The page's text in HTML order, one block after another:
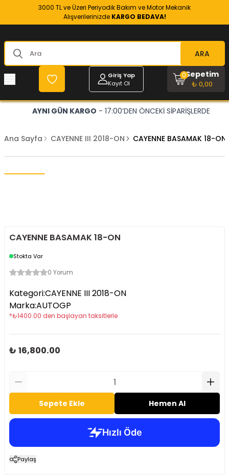
3000 TL ve Üzeri Periyodik Bakım ve Motor Mekanik
Alışverilerinizde KARGO BEDAVA!
ARA
Giriş Yap
Kayıt Ol
Sepetim
₺ 0,00
0
AYNI GÜN KARGO - 17:00’DEN ÖNCEKİ SİPARİŞLERDE
Ana Sayfa CAYENNE III 2018-ON CAYENNE BASAMAK 18-ON
CAYENNE BASAMAK 18-ON
Stokta Var
0 Yorum
Kategori:CAYENNE III 2018-ON
Marka:AUTOGP
*₺1400.00 den başlayan taksitlerle
₺ 16,800.00
Sepete Ekle Hemen Al
Paylaş